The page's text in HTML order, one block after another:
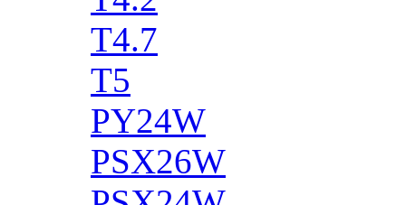
T4.7
T5
PY24W
PSX26W